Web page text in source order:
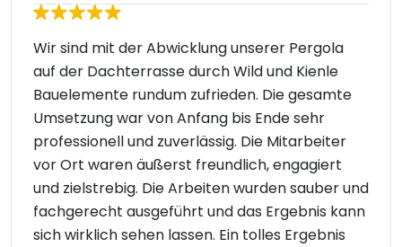
Wir sind mit der Abwicklung unserer Pergola
auf der Dachterrasse durch Wild und Kienle
Bauelemente rundum zufrieden. Die gesamte
Umsetzung war von Anfang bis Ende sehr
professionell und zuverlässig. Die Mitarbeiter
vor Ort waren äußerst freundlich, engagiert
und zielstrebig. Die Arbeiten wurden sauber und
fachgerecht ausgeführt und das Ergebnis kann
sich wirklich sehen lassen. Ein tolles Ergebnis